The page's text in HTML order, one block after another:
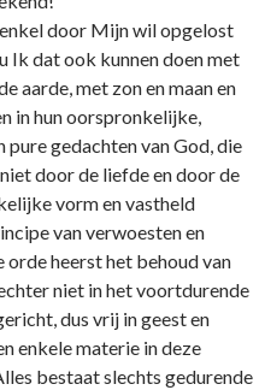
door Mijn wil opgelost
Ik dat ook kunnen doen met
aarde, met zon en maan en
in hun oorspronkelijke,
gedachten van God, die
door de liefde en door de
vorm en vastheld
van verwoesten en
orde heerst het behoud van
niet in het voortdurende
dus vrij in geest en
enkele materie in deze
bestaat slechts gedurende